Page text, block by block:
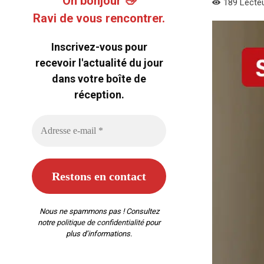
Ravi de vous rencontrer.
Inscrivez-vous pour
recevoir l'actualité du jour
dans votre boîte de
réception.
Nous ne spammons pas ! Consultez
notre politique de confidentialitépour
plus d’informations.
189